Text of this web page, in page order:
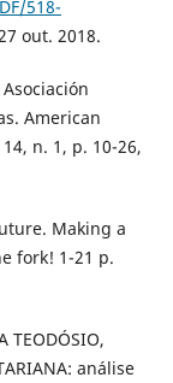
518-
out. 2018.
Asociación
American
n. 1, p. 10-26,
Making a
fork! 1-21 p.
TEODÓSIO,
análise